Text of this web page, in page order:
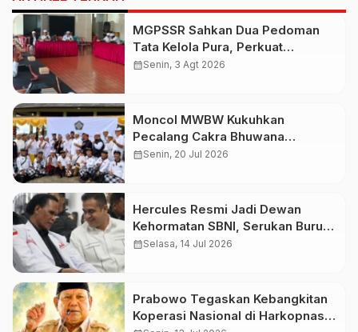
MGPSSR Sahkan Dua Pedoman
Tata Kelola Pura, Perkuat
Kepastian Hukum dan Pelayanan
calendar_monthSenin, 3 Agt 2026
Moncol MWBW Kukuhkan
Pecalang Cakra Bhuwana
Nusantara
calendar_monthSenin, 20 Jul 2026
Hercules Resmi Jadi Dewan
Kehormatan SBNI, Serukan Buruh
Kawal Prabowo
calendar_monthSelasa, 14 Jul 2026
Prabowo Tegaskan Kebangkitan
Koperasi Nasional di Harkopnas